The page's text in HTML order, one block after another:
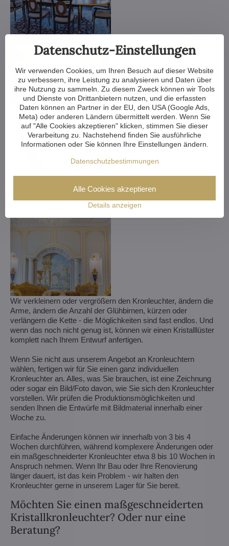
Wir verkleinern oder vergrößern den Kronleuchter, ändern die
Arme, ändern die Anzahl der Glühbirnen, kürzen oder
verlängern die Kette - die Möglichkeiten sind fast endlos. Und
wenn das noch nicht genug ist, können wir einen Kristalllüster
komplett nach Ihrem Entwurf anfertigen.
Wenn Sie nicht aus unserem Angebot an Kronleuchtern
wählen, fertigen wir für Sie einen ganz individuellen
Kronleuchter an. Alles, was Sie brauchen, ist eine Zeichnung
oder sogar ein Bild/Foto davon, wie Sie sich den Kronleuchter
vorstellen. Wir prüfen die Produktionsmöglichkeiten und
senden Ihnen die Entwürfe mit Bildmaterial innerhalb einer
Woche zu.
Einfache Änderungen können wir innerhalb von 3 bis 4
Wochen durchführen, während komplexere Änderungen oder
ein maßgeschneiderter Kronleuchter etwa 8 bis 10 Wochen in
Anspruch nehmen. Wenn Ihr Bau oder Ihre Renovierung
länger dauert, ist das kein Problem - wir halten den
Kronleuchter gerne in unserem Lager für Sie bereit.
Möchten Sie einen maßgeschneiderten
Kristallkronleuchter? Oder nur eine
Beratung?
Datenschutz-Einstellungen
Wir verwenden Cookies, um Ihren Besuch auf dieser Website
zu verbessern, ihre Leistung zu analysieren und Daten über
ihre Nutzung zu sammeln. Zu diesem Zweck können wir Tools
und Dienste von Drittanbietern nutzen, und die erfassten
Daten können an Partner in der EU, den USA (Google Ads,
Meta) oder anderen Ländern übermittelt werden. Wenn Sie
auf "Alle Cookies akzeptieren" klicken, stimmen Sie dieser
Verarbeitung zu. Nachstehend finden Sie ausführliche
Informationen oder Sie können Ihre Einstellungen ändern.
Datenschutzbestimmungen
Details anzeigen
Alle Cookies akzeptieren